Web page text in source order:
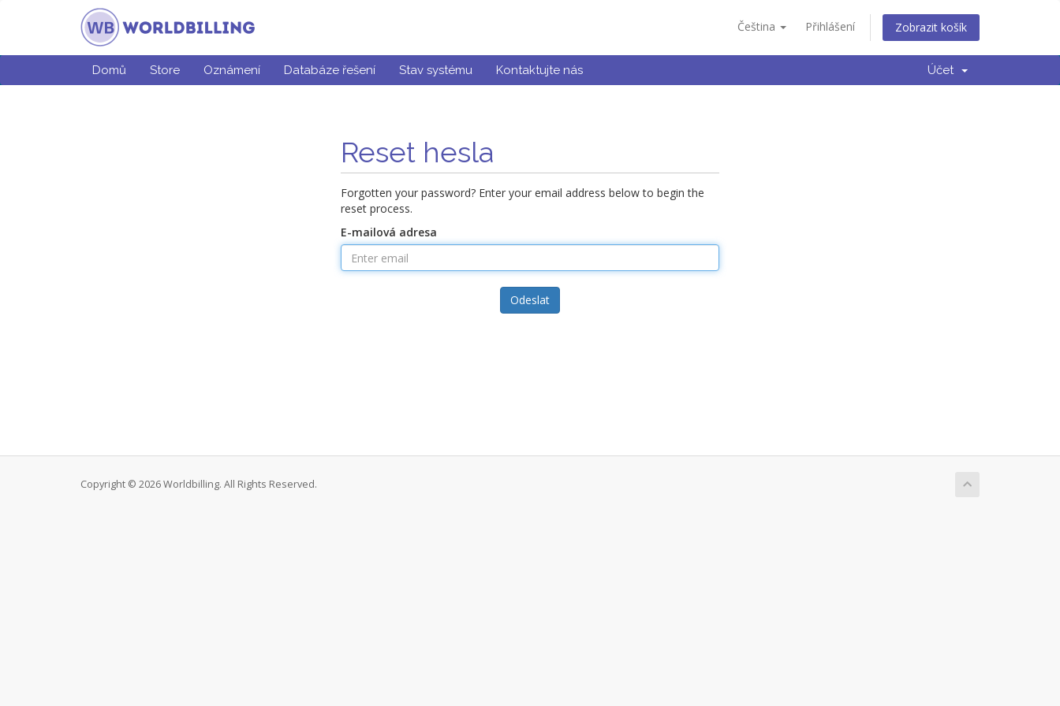
Čeština Přihlášení Zobrazit košík
Domů Store Oznámení Databáze řešení Stav systému Kontaktujte nás Účet
Reset hesla
Forgotten your password? Enter your email address below to begin the
reset process.
E-mailová adresa
Odeslat
Copyright © 2026 Worldbilling. All Rights Reserved.